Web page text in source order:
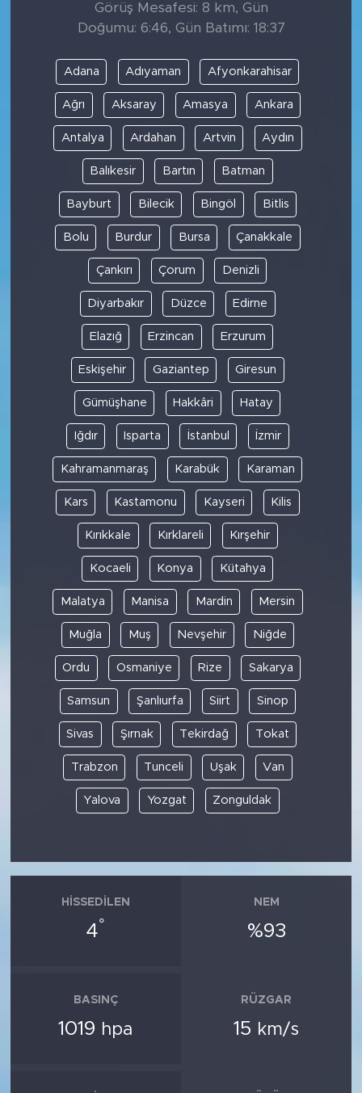
Görüş Mesafesi: 8 km, Gün
Doğumu: 6:46, Gün Batımı: 18:37
Adana Adıyaman Afyonkarahisar
Ağrı Aksaray Amasya Ankara
Antalya Ardahan Artvin Aydın
Balıkesir Bartın Batman
Bayburt Bilecik Bingöl Bitlis
Bolu Burdur Bursa Çanakkale
Çankırı Çorum Denizli
Diyarbakır Düzce Edirne
Elazığ Erzincan Erzurum
Eskişehir Gaziantep Giresun
Gümüşhane Hakkâri Hatay
Iğdır Isparta İstanbul İzmir
Kahramanmaraş Karabük Karaman
Kars Kastamonu Kayseri Kilis
Kırıkkale Kırklareli Kırşehir
Kocaeli Konya Kütahya
Malatya Manisa Mardin Mersin
Muğla Muş Nevşehir Niğde
Ordu Osmaniye Rize Sakarya
Samsun Şanlıurfa Siirt Sinop
Sivas Şırnak Tekirdağ Tokat
Trabzon Tunceli Uşak Van
Yalova Yozgat Zonguldak
HISSEDILEN
4°
NEM
%93
BASINÇ
1019 hpa
RÜZGAR
15 km/s